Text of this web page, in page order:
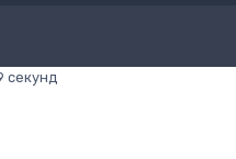
секунд